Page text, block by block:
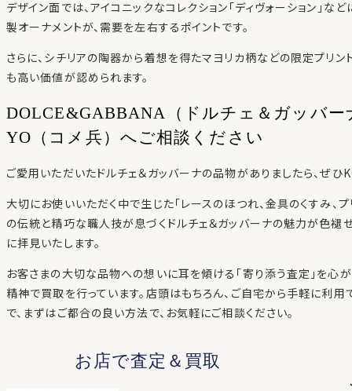
デザイン面では、アイコニックなコレクション「ディヴォーション」な
製オーナメントが、需要を左右するポイントです。
さらに、シチリアの陶器から着想を得たマヨリカ柄などの限定プリ
も高い価値が認められます。
DOLCE&GABBANA（ドルチェ＆ガッバ
YO（コメ兵）へご相談ください
ご愛用いただいたドルチェ＆ガッバーナの品物がありましたら、ぜひ
大切にお使いいただく中で生じた「レースのほつれ、金具のくすみ、
の伝統と精巧な職人技が息づくドルチェ＆ガッバーナの魅力が色褪
に拝見いたします。
お客さまの大切な品物への想いに耳を傾ける「寄り添う査定」を心が
精神で買取を行っています。店頭はもちろん、ご自宅から手軽に利
で、まずはご都合の良い方法で、お気軽にご相談ください。
お店で査定＆買取